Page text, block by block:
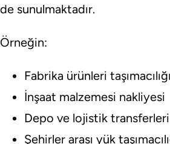
de sunulmaktadır.
Örneğin:
Fabrika ürünleri taşımacılığı
İnşaat malzemesi nakliyesi
Depo ve lojistik transferleri
Şehirler arası yük